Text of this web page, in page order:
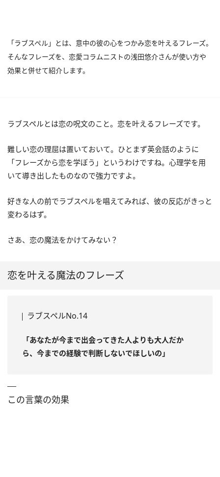
「ラブスペル」とは、意中の彼の心をつかみ恋を叶えるフレーズ。
そんなフレーズを、恋愛コラムニストの浅田悠介さんが使い方や
効果と併せて紹介します。
ラブスペルとは恋の呪文のこと。恋を叶えるフレーズです。
難しい恋の理屈は置いておいて。ひとまず英会話のように
「フレーズから恋を学ぼう」というわけですね。心理学を用
いて導き出したものなので強力ですよ。
好きな人の前でラブスペルを唱えてみれば、彼の反応がきっと
変わるはず。
さあ、恋の魔法をかけてみない？
恋を叶える魔法のフレーズ
ラブスペルNo.14
「あなたが今まで出会ってきた人よりも大人だか
ら、今までの経験で判断しないでほしいの」
この言葉の効果